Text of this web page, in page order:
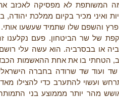
לא מפסיקה לאכזב את
מכיר בקיום ממלכת יהודה,
פרץ והשפם שלו שתמיד שעשעו
של שר הביטחון. פעם נקלענו
או בבסרביה. הוא עשה עלי
הטחתי בו את אחת ההאשמות
ועוד שד שרודה בחברה
ועשוי להתערב כדי להצילו
מהר יותר מממוצע בני